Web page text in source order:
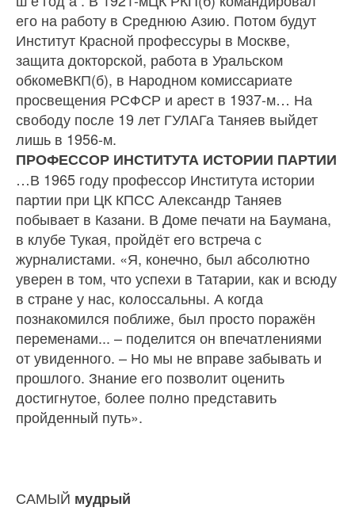
его на работу в Среднюю Азию. По­том будут
Институт Красной профессуры в Москве,
защита докторской, работа в Ураль­ском
обкомеВКП(б), в Народном комиссариате
просвещения РСФСР и арест в 1937-м… На
свободу после 19 лет ГУЛАГа Таняев выйдет
лишь в 1956-м.
ПРОФЕССОР ИНСТИТУТА ИСТОРИИ ПАРТИИ
…В 1965 году профессор Института истории
партии при ЦК КПСС Александр Таняев
побывает в Казани. В Доме печати на Баумана,
в клубе Тукая, пройдёт его встреча с
журналистами. «Я, конечно, был абсолютно
уверен в том, что успехи в Татарии, как и всюду
в стране у нас, колоссальны. А когда
познакомился поближе, был просто поражён
пе­ременами... – поделится он впечатлениями
от уви­денного. – Но мы не вправе забывать и
прошлого. Знание его позволит оценить
достигнутое, более полно представить
пройденный путь».
САМЫЙ мудрый